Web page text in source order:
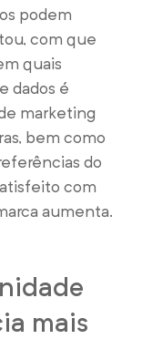
podem
com que
quais
dados é
marketing
bem como
do
com
aumenta.
mais